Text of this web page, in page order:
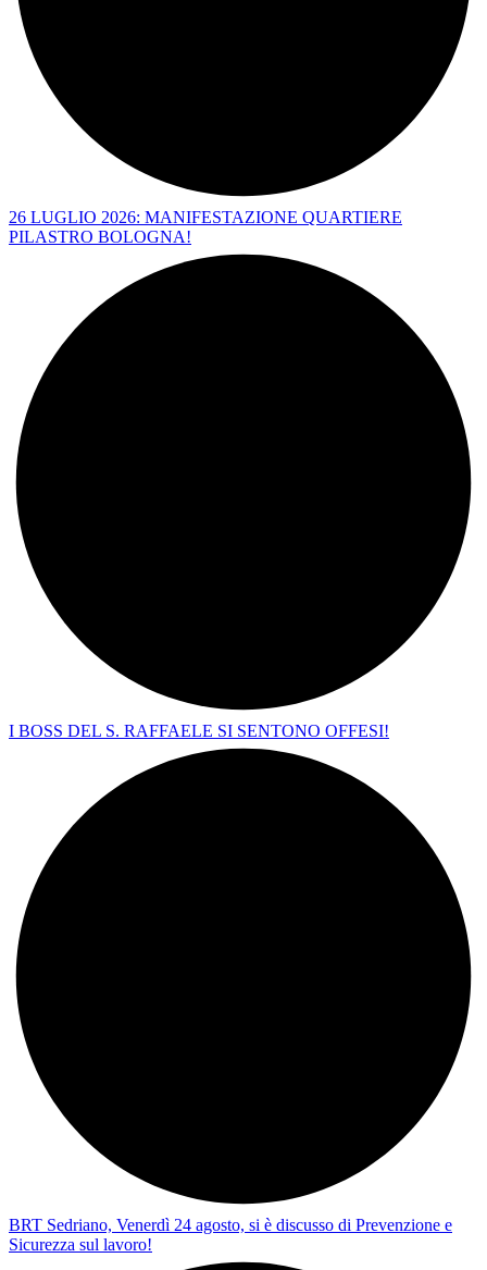
26 LUGLIO 2026: MANIFESTAZIONE QUARTIERE
PILASTRO BOLOGNA!
I BOSS DEL S. RAFFAELE SI SENTONO OFFESI!
BRT Sedriano, Venerdì 24 agosto, si è discusso di Prevenzione e
Sicurezza sul lavoro!